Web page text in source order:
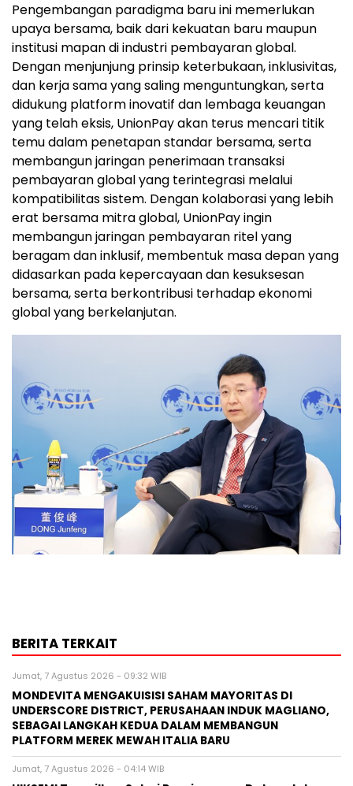
Pengembangan paradigma baru ini memerlukan
upaya bersama, baik dari kekuatan baru maupun
institusi mapan di industri pembayaran global.
Dengan menjunjung prinsip keterbukaan, inklusivitas,
dan kerja sama yang saling menguntungkan, serta
didukung platform inovatif dan lembaga keuangan
yang telah eksis, UnionPay akan terus mencari titik
temu dalam penetapan standar bersama, serta
membangun jaringan penerimaan transaksi
pembayaran global yang terintegrasi melalui
kompatibilitas sistem. Dengan kolaborasi yang lebih
erat bersama mitra global, UnionPay ingin
membangun jaringan pembayaran ritel yang
beragam dan inklusif, membentuk masa depan yang
didasarkan pada kepercayaan dan kesuksesan
bersama, serta berkontribusi terhadap ekonomi
global yang berkelanjutan.
BERITA TERKAIT
Jumat, 7 Agustus 2026 - 09:32 WIB
MONDEVITA MENGAKUISISI SAHAM MAYORITAS DI
UNDERSCORE DISTRICT, PERUSAHAAN INDUK MAGLIANO,
SEBAGAI LANGKAH KEDUA DALAM MEMBANGUN
PLATFORM MEREK MEWAH ITALIA BARU
Jumat, 7 Agustus 2026 - 04:14 WIB